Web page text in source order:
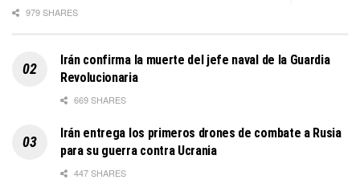
979 SHARES
Irán confirma la muerte del jefe naval de la Guardia
Revolucionaria
669 SHARES
Irán entrega los primeros drones de combate a Rusia
para su guerra contra Ucrania
447 SHARES